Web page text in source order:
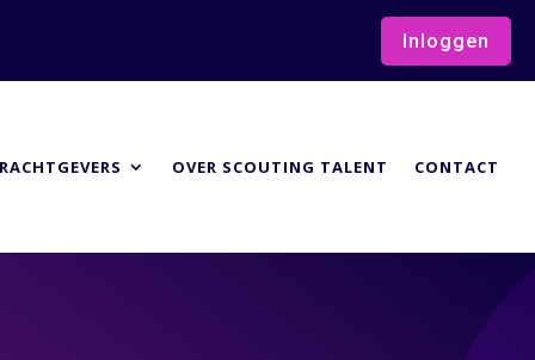
Inloggen
OVER SCOUTING TALENT CONTACT